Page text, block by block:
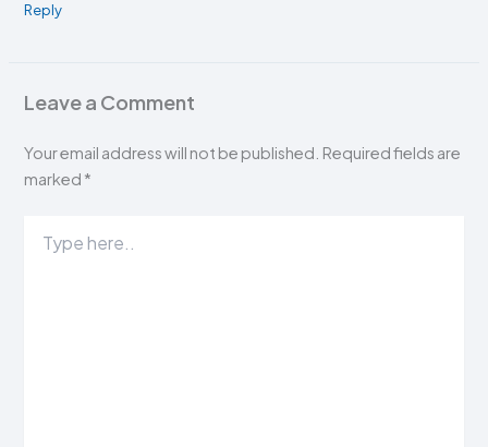
Reply
Leave a Comment
Your email address will not be published. Required fields are
marked *
here..